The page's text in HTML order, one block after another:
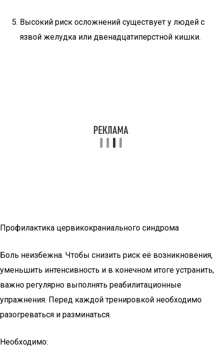
Высокий риск осложнений существует у людей с
язвой желудка или двенадцатиперстной кишки.
Профилактика цервикокраниального синдрома
Боль неизбежна. Чтобы снизить риск её возникновения,
уменьшить интенсивность и в конечном итоге устранить,
важно регулярно выполнять реабилитационные
упражнения. Перед каждой тренировкой необходимо
разогреваться и разминаться.
Необходимо: